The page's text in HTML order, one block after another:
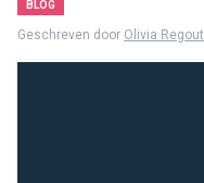
BLOG
Geschreven door Olivia Regout